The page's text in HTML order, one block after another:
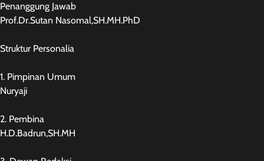
Penanggung Jawab
Prof.Dr.Sutan Nasomal,SH.MH.PhD
Struktur Personalia
1. Pimpinan Umum
Nuryaji
2. Pembina
H.D.Badrun,SH.MH